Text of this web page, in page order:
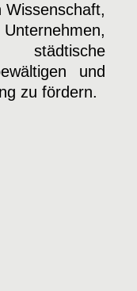
Wissenschaft,
und
zu fördern.